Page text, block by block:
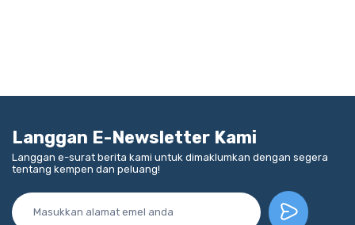
Langgan E-Newsletter Kami
Langgan e-surat berita kami untuk dimaklumkan dengan segera
tentang kempen dan peluang!